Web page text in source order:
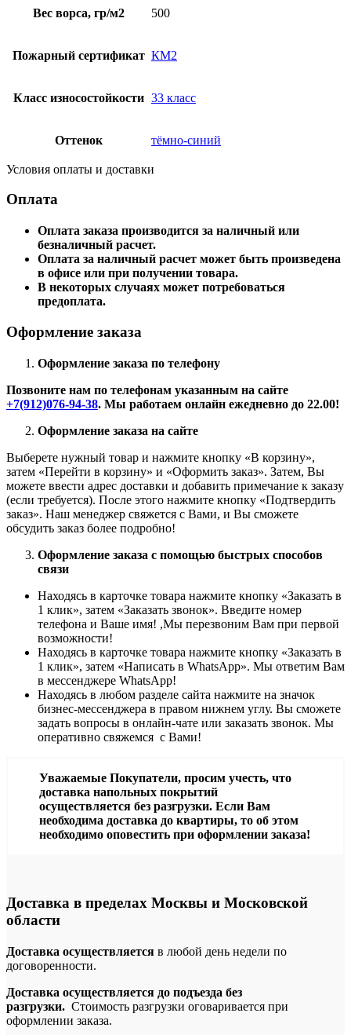
Вес ворса, гр/м2 500
Пожарный сертификат КМ2
Класс износостойкости 33 класс
Оттенок тёмно-синий
Условия оплаты и доставки
Оплата
Оплата заказа производится за наличный или
безналичный расчет.
Оплата за наличный расчет может быть произведена
в офисе или при получении товара.
В некоторых случаях может потребоваться
предоплата.
Оформление заказа
Оформление заказа по телефону
Позвоните нам по телефонам указанным на сайте
+7(912)076-94-38. Мы работаем онлайн ежедневно до 22.00!
Оформление заказа на сайте
Выберете нужный товар и нажмите кнопку «В корзину»,
затем «Перейти в корзину» и «Оформить заказ». Затем, Вы
можете ввести адрес доставки и добавить примечание к заказу
(если требуется). После этого нажмите кнопку «Подтвердить
заказ». Наш менеджер свяжется с Вами, и Вы сможете
обсудить заказ более подробно!
Оформление заказа с помощью быстрых способов
связи
Находясь в карточке товара нажмите кнопку «Заказать в
1 клик», затем «Заказать звонок». Введите номер
телефона и Ваше имя! ,Мы перезвоним Вам при первой
возможности!
Находясь в карточке товара нажмите кнопку «Заказать в
1 клик», затем «Написать в WhatsApp». Мы ответим Вам
в месcенджере WhatsApp!
Находясь в любом разделе сайта нажмите на значок
бизнес-мессенджера в правом нижнем углу. Вы сможете
задать вопросы в онлайн-чате или заказать звонок. Мы
оперативно свяжемся с Вами!
Уважаемые Покупатели, просим учесть, что
доставка напольных покрытий
осуществляется без разгрузки. Если Вам
необходима доставка до квартиры, то об этом
необходимо оповестить при оформлении заказа!
Доставка в пределах Москвы и Московской
области
Доставка осуществляется в любой день недели по
договоренности.
Доставка осуществляется до подъезда без
разгрузки. Стоимость разгрузки оговаривается при
оформлении заказа.